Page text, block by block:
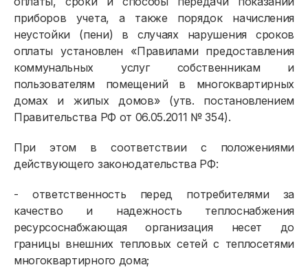
приборов учета, а также порядок начисления
неустойки (пени) в случаях нарушения сроков
оплаты установлен «Правилами предоставления
коммунальных услуг собственникам и
пользователям помещений в многоквартирных
домах и жилых домов» (утв. постановлением
Правительства РФ от 06.05.2011 № 354).
При этом в соответствии с положениями
действующего законодательства РФ:
- ответственность перед потребителями за
качество и надежность теплоснабжения
ресурсоснабжающая организация несет до
границы внешних тепловых сетей с теплосетями
многоквартирного дома;
Физическим лицам
Договор энергоснабжения
Приборы учёта и показания
Должникам
Онлайн-сервисы